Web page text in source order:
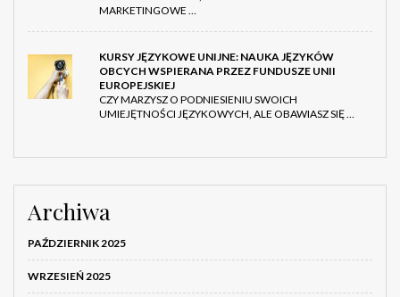
MARKETINGOWE …
KURSY JĘZYKOWE UNIJNE: NAUKA JĘZYKÓW
OBCYCH WSPIERANA PRZEZ FUNDUSZE UNII
EUROPEJSKIEJ
CZY MARZYSZ O PODNIESIENIU SWOICH
UMIEJĘTNOŚCI JĘZYKOWYCH, ALE OBAWIASZ SIĘ …
Archiwa
PAŹDZIERNIK 2025
WRZESIEŃ 2025